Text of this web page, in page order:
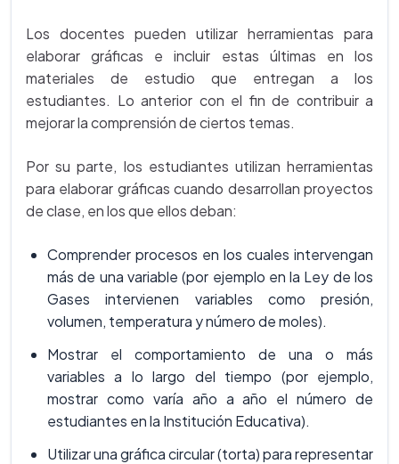
Los docentes pueden utilizar herramientas para
elaborar gráficas e incluir estas últimas en los
materiales de estudio que entregan a los
estudiantes. Lo anterior con el fin de contribuir a
mejorar la comprensión de ciertos temas.
Por su parte, los estudiantes utilizan herramientas
para elaborar gráficas cuando desarrollan proyectos
de clase, en los que ellos deban:
Comprender procesos en los cuales intervengan
más de una variable (por ejemplo en la Ley de los
Gases intervienen variables como presión,
volumen, temperatura y número de moles).
Mostrar el comportamiento de una o más
variables a lo largo del tiempo (por ejemplo,
mostrar como varía año a año el número de
estudiantes en la Institución Educativa).
Utilizar una gráfica circular (torta) para representar